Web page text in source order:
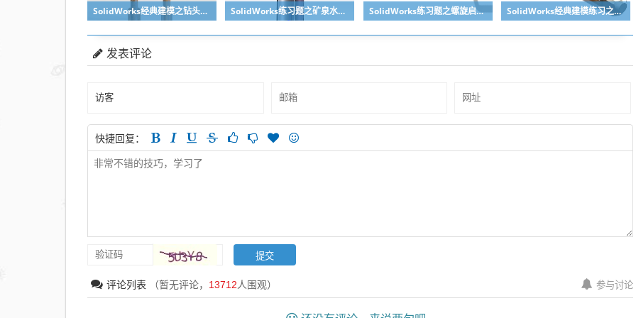
SolidWorks经典建模之钻头刀具的绘制，螺纹收尾是关键技巧 SolidWorks练习题之矿泉水瓶的绘制，难度不大主要是顶部螺纹的处理 SolidWorks练习题之螺旋启瓶器，螺旋头是关键 SolidWorks经典建模练习之丝锥攻丝钻头的绘制，常规命令练习
发表评论
快捷回复：
评论列表 （暂无评论， 13712人围观） 参与讨论